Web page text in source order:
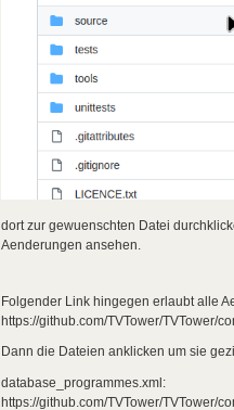
dort zur gewuenschten Datei
Aenderungen ansehen.
Folgender Link hingegen erlaubt alle
https://github.com/TVTower/TVTower/
Dann die Dateien anklicken um sie
database_programmes.xml:
https://github.com/TVTower/TVTower/